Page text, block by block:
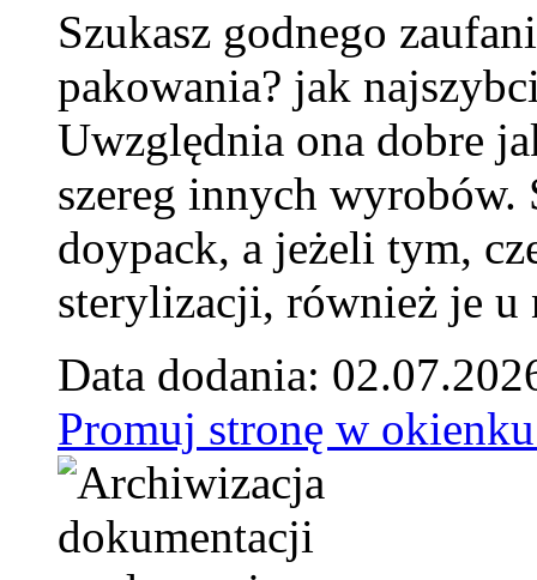
Szukasz godnego
pakowania? jak
Uwzględnia ona dobre
szereg innych
doypack, a jeżeli tym,
sterylizacji, również je u
Data dodania:
Promuj stronę w